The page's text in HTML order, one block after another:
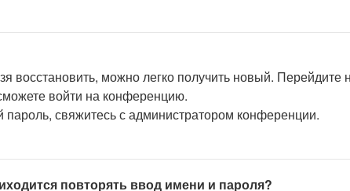
восстановить, можно легко получить новый.
войти на конференцию.
пароль, свяжитесь с администратором конференции.
повторять ввод имени и пароля?